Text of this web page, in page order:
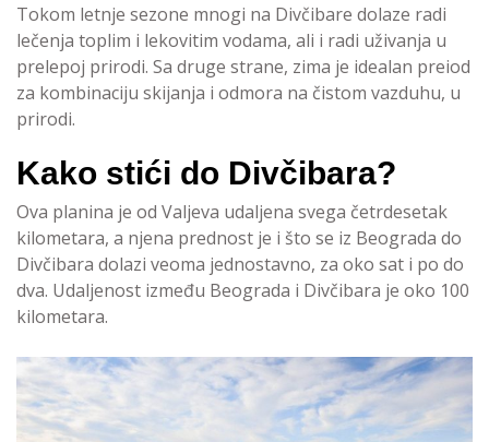
Tokom letnje sezone mnogi na Divčibare dolaze radi
lečenja toplim i lekovitim vodama, ali i radi uživanja u
prelepoj prirodi. Sa druge strane, zima je idealan preiod
za kombinaciju skijanja i odmora na čistom vazduhu, u
prirodi.
Kako stići do Divčibara?
Ova planina je od Valjeva udaljena svega četrdesetak
kilometara, a njena prednost je i što se iz Beograda do
Divčibara dolazi veoma jednostavno, za oko sat i po do
dva. Udaljenost između Beograda i Divčibara je oko 100
kilometara.